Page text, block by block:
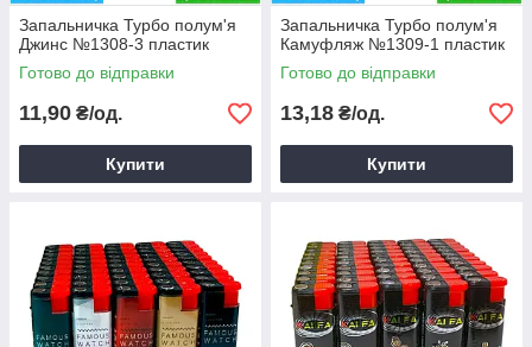
Запальничка Турбо полум'я
Джинс №1308-3 пластик
Готово до відправки
11,90 ₴/од.
Купити
Запальничка Турбо полум'я
Камуфляж №1309-1 пластик
Готово до відправки
13,18 ₴/од.
Купити